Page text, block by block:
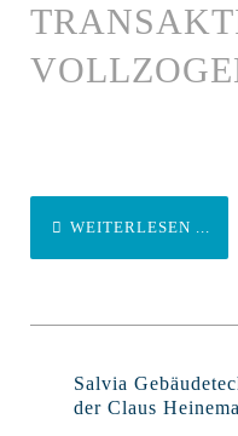
WEITERLESEN ...
Salvia
der Claus